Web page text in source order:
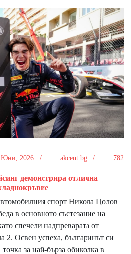
Юни, 2026 / akcent.bg / 782
демонстрира отлична
спорт Никола Цолов
в основното състезание на
спечели надпреварата от
2. Освен успеха, българинът си
за най-бърза обиколка в